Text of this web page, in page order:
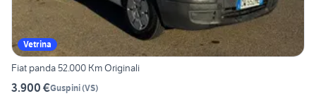
Vetrina
Fiat panda 52.000 Km Originali
3.900 €Guspini(VS)